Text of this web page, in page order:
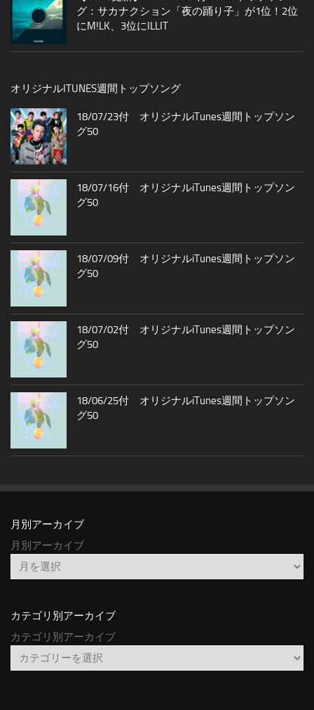
グ：サカナクション「夜の踊り子」が1位！2位
にM!LK、3位にILLIT
オリジナルITUNES週間トップソング
18/07/23付 オリジナルiTunes週間トップソン
グ50
18/07/16付 オリジナルiTunes週間トップソン
グ50
18/07/09付 オリジナルiTunes週間トップソン
グ50
18/07/02付 オリジナルiTunes週間トップソン
グ50
18/06/25付 オリジナルiTunes週間トップソン
グ50
月別アーカイブ
月別アーカイブ
カテゴリ別アーカイブ
カテゴリ別アーカイブ